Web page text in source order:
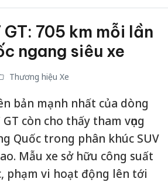
705 km mỗi lần
ngang siêu xe
Thương hiệu Xe
bản mạnh nhất của dòng
còn cho thấy tham vọng
Quốc trong phân khúc SUV
Mẫu xe sở hữu công suất
phạm vi hoạt động lên tới